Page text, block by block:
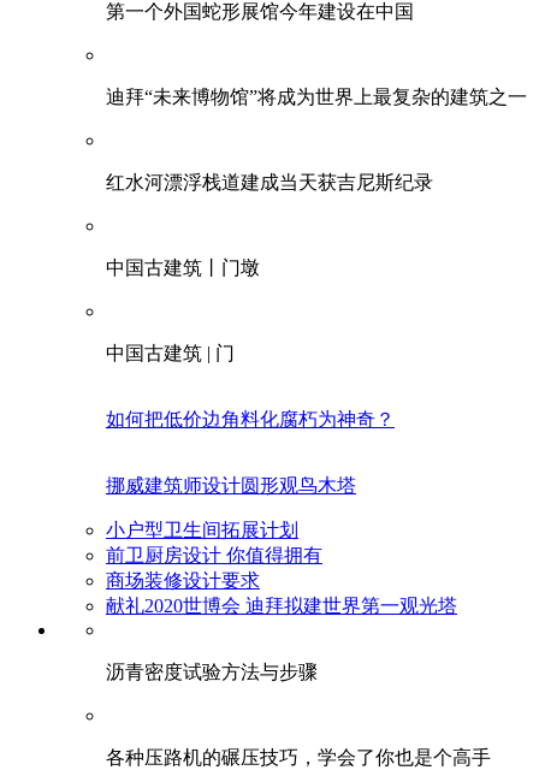
第一个外国蛇形展馆今年建设在中国
迪拜“未来博物馆”将成为世界上最复杂的建筑之一
红水河漂浮栈道建成当天获吉尼斯纪录
中国古建筑丨门墩
中国古建筑 | 门
如何把低价边角料化腐朽为神奇？
挪威建筑师设计圆形观鸟木塔
小户型卫生间拓展计划
前卫厨房设计 你值得拥有
商场装修设计要求
献礼2020世博会 迪拜拟建世界第一观光塔
​沥青密度试验方法与步骤
各种压路机的碾压技巧，学会了你也是个高手